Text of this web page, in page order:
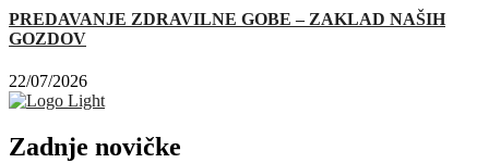
PREDAVANJE ZDRAVILNE GOBE – ZAKLAD NAŠIH
GOZDOV
22/07/2026
Zadnje novičke